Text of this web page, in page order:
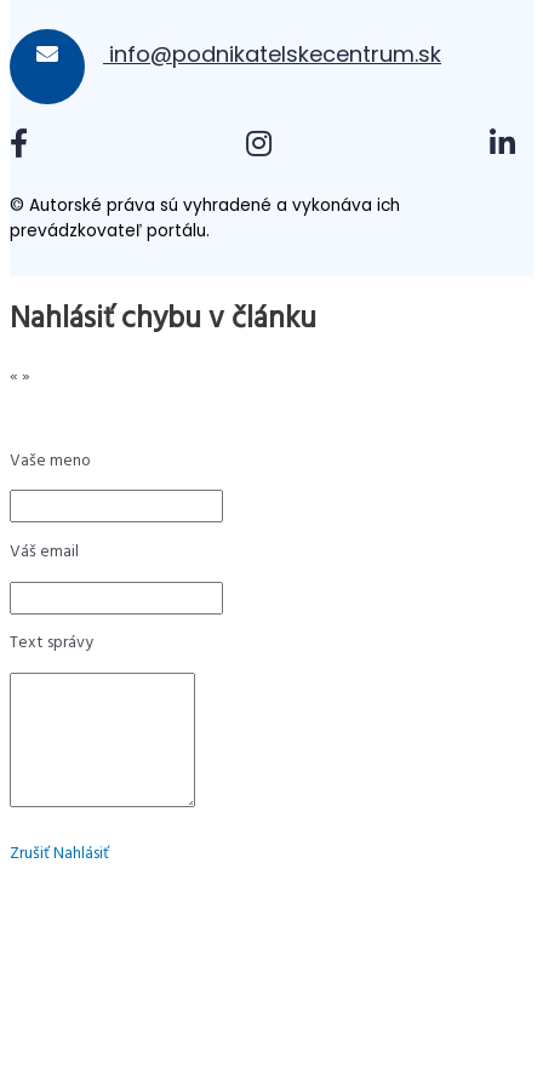
info@podnikatelskecentrum.sk
© Autorské práva sú vyhradené a vykonáva ich
prevádzkovateľ portálu.
Nahlásiť chybu v článku
«»
Vaše meno
Váš email
Text správy
ZrušiťNahlásiť